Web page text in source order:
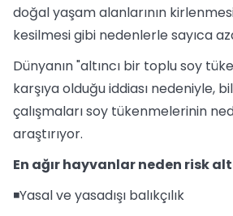
doğal yaşam alanlarının
kesilmesi gibi nedenlerle sayıca
Dünyanın "altıncı bir toplu soy
karşıya olduğu iddiası nedeniyle,
çalışmaları soy tükenmelerinin
araştırıyor.
En ağır hayvanlar neden risk
◾Yasal ve yasadışı balıkçılık